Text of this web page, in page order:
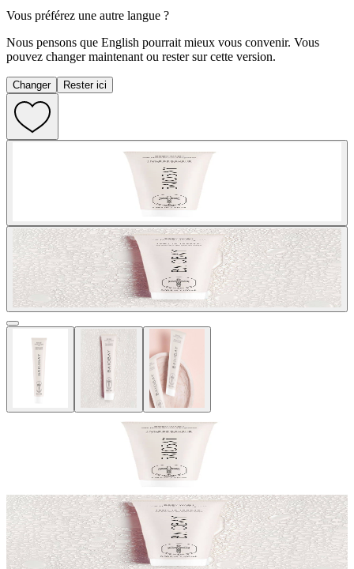
Vous préférez une autre langue ?
Nous pensons que English pourrait mieux vous convenir. Vous
pouvez changer maintenant ou rester sur cette version.
Changer Rester ici